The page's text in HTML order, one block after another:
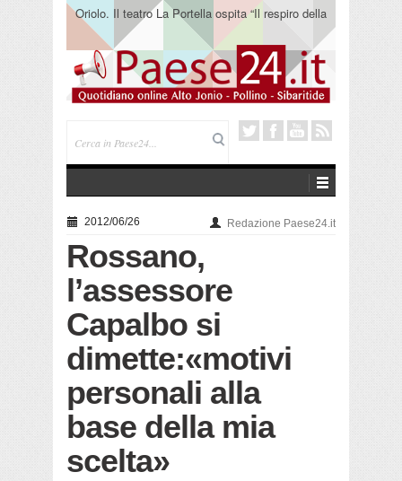
Oriolo. Il teatro La Portella ospita “Il respiro della
terra” del collettivo 365
2012/06/26 Redazione Paese24.it
Rossano,
l’assessore
Capalbo si
dimette:«motivi
personali alla
base della mia
scelta»